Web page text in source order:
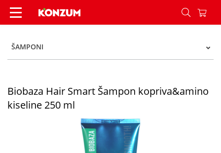
Biobaza Hair Smart Šampon kopriva&amino
ŠAMPONI
Biobaza Hair Smart Šampon kopriva&amino
kiseline 250 ml